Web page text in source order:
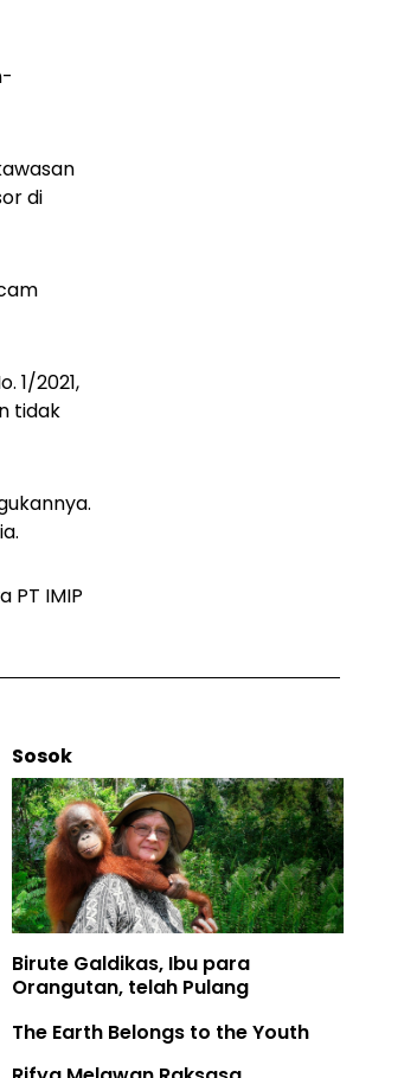
di
1/2021,
tidak
PT IMIP
Sosok
Birute Galdikas, Ibu para
Orangutan, telah Pulang
The Earth Belongs to the Youth